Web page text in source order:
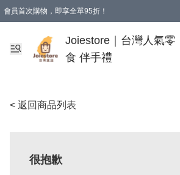
會員首次購物，即享全單95折！
購物滿 HKD 350.00即享免運費優惠！（適用於 本地送
Joiestore｜台灣人氣零
食 伴手禮
< 返回商品列表
很抱歉